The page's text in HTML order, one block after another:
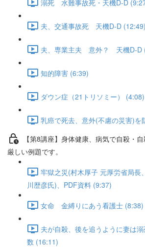
溺死 水難事故死・天機D-D
夫、交通事故死 天機D-D (12:49)
夫、専業主夫 意外？ 天機D-D
知的障害 (6:39)
ダウン症（21トリソミー） (4:08)
乳癌で死去、意外(不慮の災害)を
【第8講座】身体健康、病気で自殺・
厳しい例題です。
牢獄之災(村木厚子 元厚労省局長
川歴彦氏)、PDF資料 (9:37)
女命 金縛りにあう看護士 (8:38)
夫が自殺、後を追うように妻は
数 (16:11)